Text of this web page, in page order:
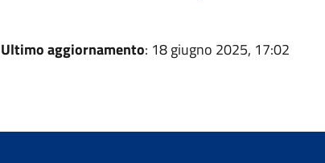
Ultimo aggiornamento: 18 giugno 2025, 17:02